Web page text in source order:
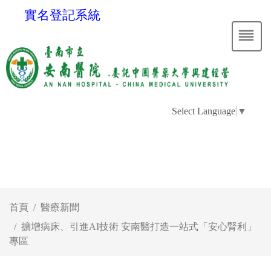
實名登記系統
Select Language ▼
首頁
醫療新聞
擴增病床、引進AI技術 安南醫打造一站式「安心腎利」
專區